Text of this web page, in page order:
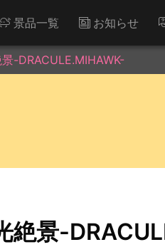
景品一覧 お知らせ
-DRACULE.MIHAWK-
絶景-